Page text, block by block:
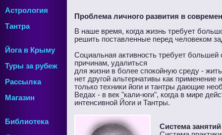
Астрология
Тантра
Йога в Крыму
Туры за рубеж
Рассылка
Магазин
Библиотека
Проблема личного развития в
В наше время, когда жизнь требует
решить поставленные перед человеком
Социальная активность требует большей
причинам, удалиться
для жизни в более спокойную среду -
нет другой альтернативы как
только техники йоги и тантры дающие
Ведах - в век "кали-юги", когда в мире
интенсивной Йоги и Тантры.
Система